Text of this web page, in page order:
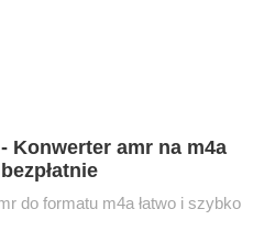
Konwerter amr na m4a
do formatu m4a łatwo i szybko